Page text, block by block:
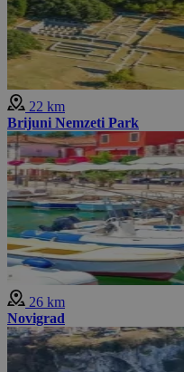
22 km
Brijuni Nemzeti Park
26 km
Novigrad